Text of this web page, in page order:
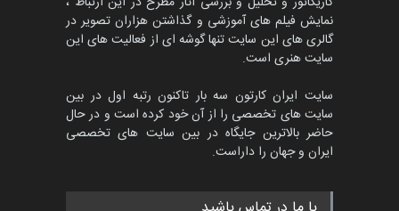
جشنواره بین‌المللی کارتون
مدارس پرتغال، ۲۰۲۷
مهلت 4 ماه دیگر
پنجمین مسابقۀ بین‌المللی
کارتون طنز «کلاه‌ای…
مهلت
نمایش فیلم های آموزشی و گذاشتن هزاران تصویر در
گالری های این سایت تنها گوشه ای از فعالیت های این
سایت هنری است.
سایت ایران کارتون سه بار تاکنون رتبه اول در بین
سایت های تخصصی را از آن خود کرده است و در حال
حاضر بالاترین جایگاه در بین سایت های تخصصی
ایران و جهان را داراست.